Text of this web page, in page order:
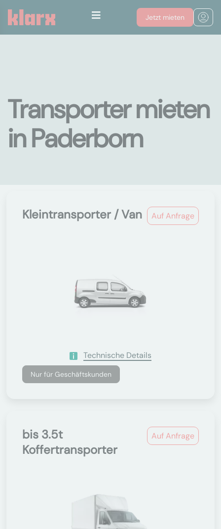
Jetzt mieten
Transporter mieten
in Paderborn
Auf Anfrage
Kleintransporter / Van
Technische Details
Nur für Geschäftskunden
Auf Anfrage
bis 3.5t
Koffertransporter